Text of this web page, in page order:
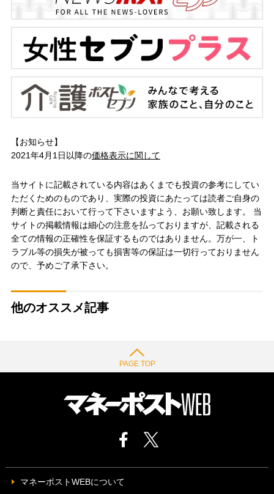
【お知らせ】
2021年4月1日以降の価格表示に関して
当サイトに記載されている内容はあくまでも投資の参考にしてい
ただくためのものであり、実際の投資にあたっては読者ご自身の
判断と責任において行って下さいますよう、お願い致します。 当
サイトの掲載情報は細心の注意を払っておりますが、記載される
全ての情報の正確性を保証するものではありません。万が一、ト
ラブル等の損失が被っても損害等の保証は一切行っておりません
ので、予めご了承下さい。
他のオススメ記事
PAGE TOP
マネーポストWEBについて